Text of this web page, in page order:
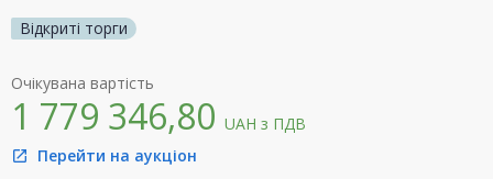
Відкриті торги
Очікувана вартість
1 779 346,80 UAH з ПДВ
open_in_new Перейти на аукціон